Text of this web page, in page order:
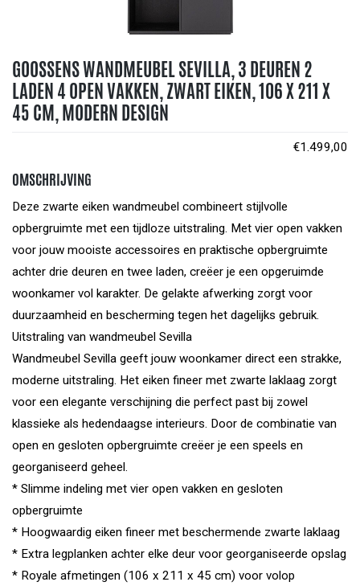
GOOSSENS WANDMEUBEL SEVILLA, 3 DEUREN 2
LADEN 4 OPEN VAKKEN, ZWART EIKEN, 106 X 211 X
45 CM, MODERN DESIGN
€1.499,00
OMSCHRIJVING
Deze zwarte eiken wandmeubel combineert stijlvolle
opbergruimte met een tijdloze uitstraling. Met vier open vakken
voor jouw mooiste accessoires en praktische opbergruimte
achter drie deuren en twee laden, creëer je een opgeruimde
woonkamer vol karakter. De gelakte afwerking zorgt voor
duurzaamheid en bescherming tegen het dagelijks gebruik.
Uitstraling van wandmeubel Sevilla
Wandmeubel Sevilla geeft jouw woonkamer direct een strakke,
moderne uitstraling. Het eiken fineer met zwarte laklaag zorgt
voor een elegante verschijning die perfect past bij zowel
klassieke als hedendaagse interieurs. Door de combinatie van
open en gesloten opbergruimte creëer je een speels en
georganiseerd geheel.
* Slimme indeling met vier open vakken en gesloten
opbergruimte
* Hoogwaardig eiken fineer met beschermende zwarte laklaag
* Extra legplanken achter elke deur voor georganiseerde opslag
* Royale afmetingen (106 x 211 x 45 cm) voor volop